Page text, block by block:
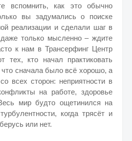
вспомнить, как это обычно
вы задумались о поиске
реализации и сделали шаг в
даже только мысленно – ждите
к нам в Трансерфинг Центр
тех, кто начал практиковать
что сначала было всё хорошо, а
всех сторон: неприятности в
на работе, здоровье
мир будто ощетинился на
когда трясёт и
или нет.